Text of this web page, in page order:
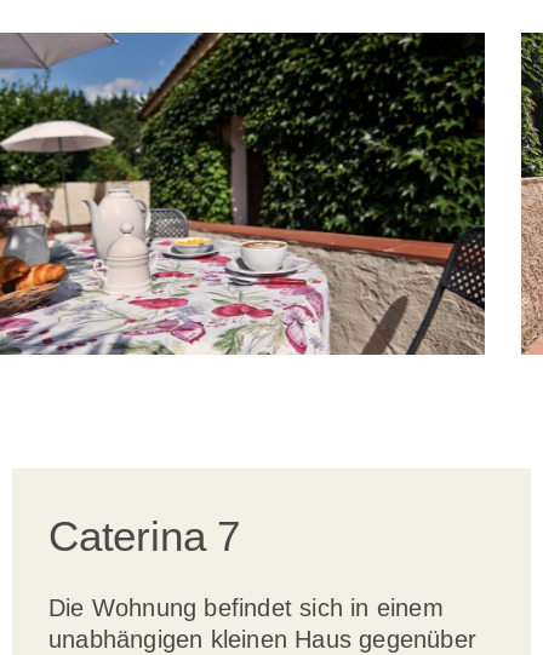
Caterina 7
Die Wohnung befindet sich in einem
unabhängigen kleinen Haus gegenüber